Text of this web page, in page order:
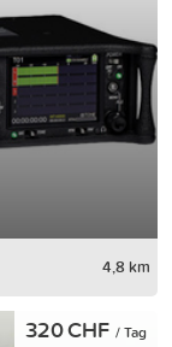
4,8 km
320 CHF / Tag